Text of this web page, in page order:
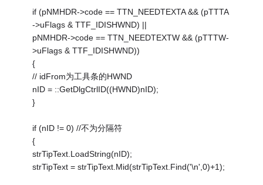
if (pNMHDR->code == TTN_NEEDTEXTA && (pTTTA
->uFlags & TTF_IDISHWND) ||
pNMHDR->code == TTN_NEEDTEXTW && (pTTTW-
>uFlags & TTF_IDISHWND))
{
// idFrom为工具条的HWND
nID = ::GetDlgCtrlID((HWND)nID);
}
if (nID != 0) //不为分隔符
{
strTipText.LoadString(nID);
strTipText = strTipText.Mid(strTipText.Find('\n',0)+1);